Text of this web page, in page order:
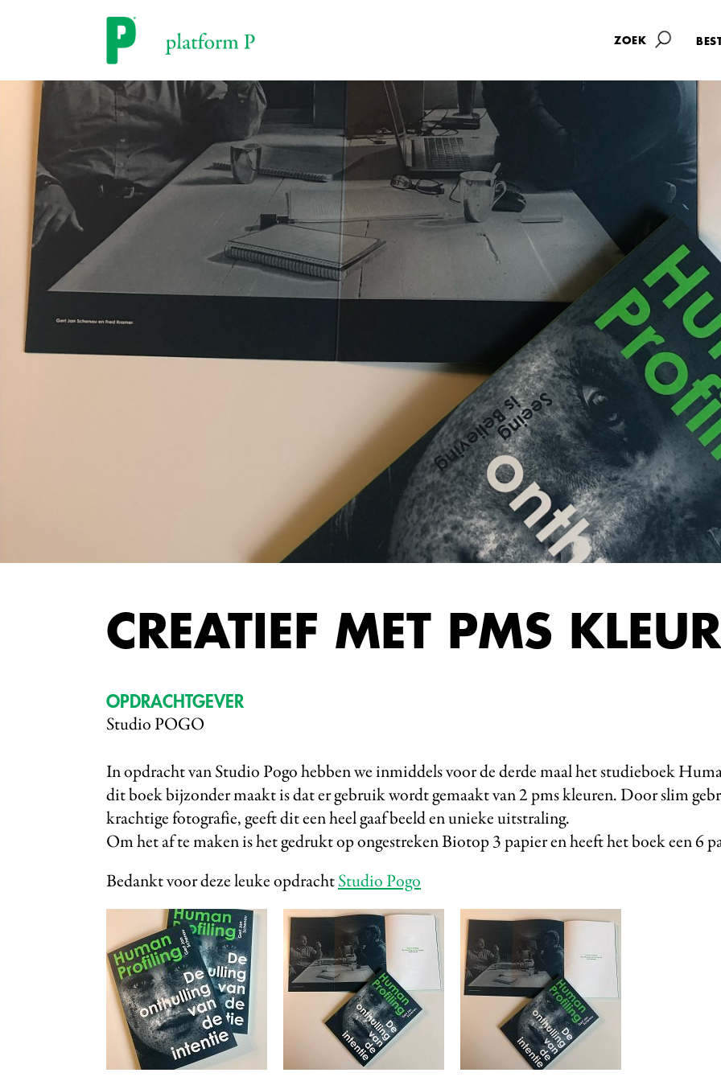
Printmanagement
Productieproces
Producties
Milieu en mvo
Over ons
CREATIEF MET PMS
OPDRACHTGEVER
Studio POGO
In opdracht van Studio Pogo hebben we inmiddels voor de derde maal het studieboek
dit boek bijzonder maakt is dat er gebruik wordt gemaakt van 2 pms kleuren. Door slim
krachtige fotografie, geeft dit een heel gaaf beeld en unieke uitstraling.
Om het af te maken is het gedrukt op ongestreken Biotop 3 papier en heeft het boek een 6
Bedankt voor deze leuke opdracht Studio Pogo